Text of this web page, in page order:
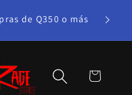
de Q350 o más
Carrito